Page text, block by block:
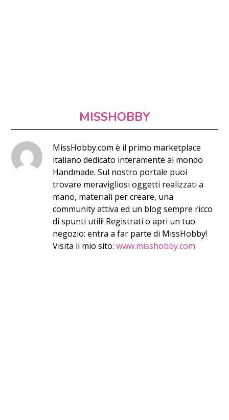
MISSHOBBY
MissHobby.com è il primo marketplace
italiano dedicato interamente al mondo
Handmade. Sul nostro portale puoi
trovare meravigliosi oggetti realizzati a
mano, materiali per creare, una
community attiva ed un blog sempre ricco
di spunti utili! Registrati o apri un tuo
negozio: entra a far parte di MissHobby!
Visita il mio sito:www.misshobby.com